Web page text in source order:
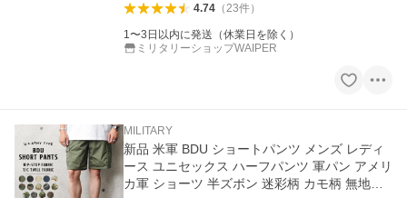
4.74（23件）
1〜3日以内に発送（休業日を除く）
ミリタリーショップWAIPER
MILITARY
新品 米軍 BDU ショートパンツ メンズ レディ
ース ユニセックス ハーフパンツ 軍パン アメリ
カ軍 ショーツ 半ズボン 迷彩柄 カモ柄 無地